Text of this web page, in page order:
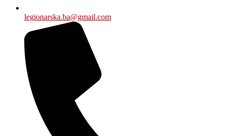
legionarska.ba@gmail.com